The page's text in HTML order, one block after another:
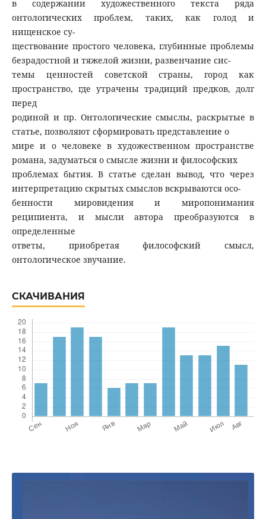
в содержании художественного текста ряда
онтологических проблем, таких, как голод и
нищенское су-
ществование простого человека, глубинные проблемы
безрадостной и тяжелой жизни, развенчание сис-
темы ценностей советской страны, город как
пространство, где утрачены традиций предков, долг
перед
родиной и пр. Онтологические смыслы, раскрытые в
статье, позволяют сформировать представление о
мире и о человеке в художественном пространстве
романа, задуматься о смысле жизни и философских
проблемах бытия. В статье сделан вывод, что через
интерпретацию скрытых смыслов вскрываются осо-
бенности мировидения и миропонимания
реципиента, и мысли автора преобразуются в
определенные
ответы, приобретая философский смысл,
онтологическое звучание.
СКАЧИВАНИЯ